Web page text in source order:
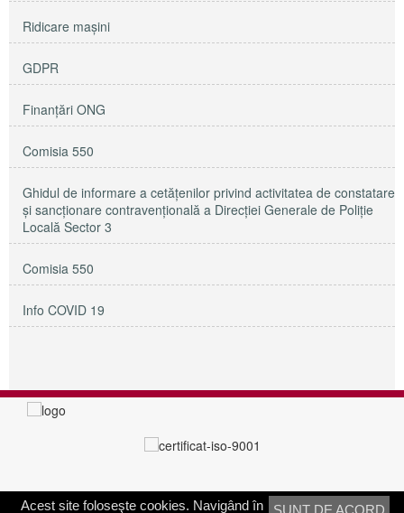
Ridicare maşini
GDPR
Finanțări ONG
Comisia 550
Ghidul de informare a cetățenilor privind activitatea de constatare
și sancționare contravențională a Direcției Generale de Poliție
Locală Sector 3
Comisia 550
Info COVID 19
SUNT DE ACORD
Acest site foloseşte cookies. Navigând în